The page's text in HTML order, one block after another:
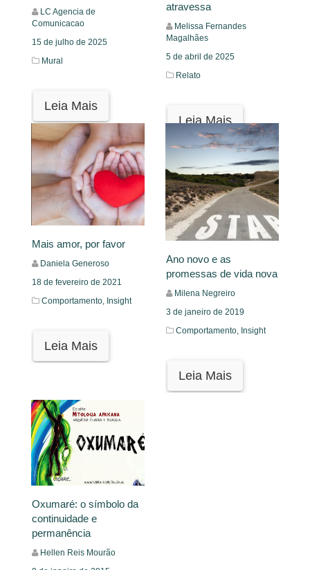
LC Agencia de
Comunicacao
15 de julho de 2025
Mural
Leia Mais
atravessa
Melissa Fernandes
Magalhães
5 de abril de 2025
Relato
Leia Mais
Mais amor, por favor
Daniela Generoso
18 de fevereiro de 2021
Comportamento, Insight
Leia Mais
Ano novo e as
promessas de vida nova
Milena Negreiro
3 de janeiro de 2019
Comportamento, Insight
Leia Mais
Oxumaré: o símbolo da
continuidade e
permanência
Hellen Reis Mourão